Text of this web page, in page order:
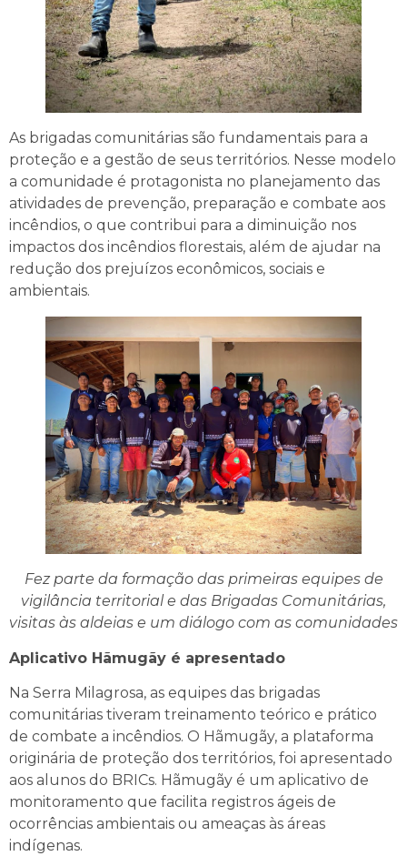
As brigadas comunitárias são fundamentais para a
proteção e a gestão de seus territórios. Nesse modelo
a comunidade é protagonista no planejamento das
atividades de prevenção, preparação e combate aos
incêndios, o que contribui para a diminuição nos
impactos dos incêndios florestais, além de ajudar na
redução dos prejuízos econômicos, sociais e
ambientais.
Fez parte da formação das primeiras equipes de
vigilância territorial e das Brigadas Comunitárias,
visitas às aldeias e um diálogo com as comunidades
Aplicativo Hãmugãy é apresentado
Na Serra Milagrosa, as equipes das brigadas
comunitárias tiveram treinamento teórico e prático
de combate a incêndios. O Hãmugãy, a plataforma
originária de proteção dos territórios, foi apresentado
aos alunos do BRICs. Hãmugãy é um aplicativo de
monitoramento que facilita registros ágeis de
ocorrências ambientais ou ameaças às áreas
indígenas.